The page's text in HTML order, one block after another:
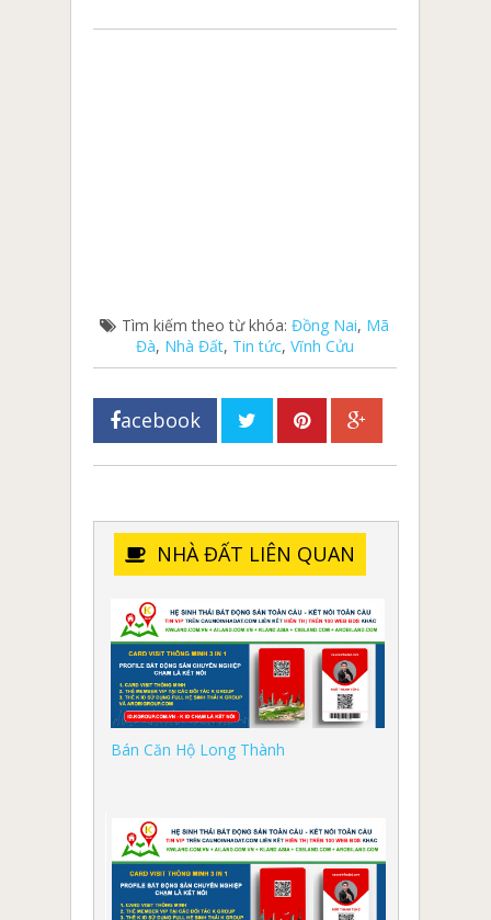
Tìm kiếm theo từ khóa:Đồng Nai, Mã
Đà, Nhà Đất, Tin tức, Vĩnh Cửu
acebook
NHÀ ĐẤT LIÊN QUAN
Bán Căn Hộ Long Thành